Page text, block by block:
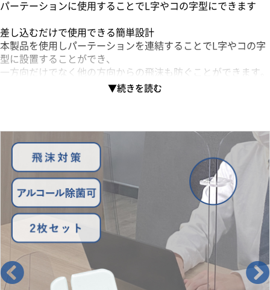
パーテーションに使用することでL字やコの字型にできます
差し込むだけで使用できる簡単設計
本製品を使用しパーテーションを連結することでL字やコの字
型に設置することができ、
一方向だけでなく他の方向からの飛沫も防ぐことができます。
オフィスや飲食店、塾など多方向から飛沫する場所にパーテー
※EC-0085-001及びEC-0086-001のアクリル飛沫防止パーテー
ション5枚セットには非対応となります。
本製品は航空機の窓などに使用されているポリカーボネイト素
材を採用しております。
【ポリカーボネイト製の特徴】
①軽いのに耐衝撃性に優れている
ポリカーボネイトは航空機の窓等にも使用されている素材
で、
軽いのにも関わらず、強い衝撃にも耐えられる材質になり
ます。